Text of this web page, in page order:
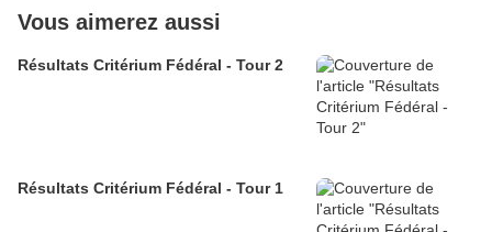
Vous aimerez aussi
Résultats Critérium Fédéral - Tour 2
Résultats Critérium Fédéral - Tour 1